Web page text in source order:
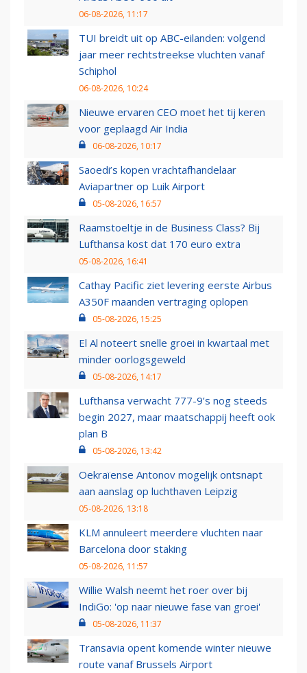
06-08-2026, 11:17
TUI breidt uit op ABC-eilanden: volgend
jaar meer rechtstreekse vluchten vanaf
Schiphol
06-08-2026, 10:24
Nieuwe ervaren CEO moet het tij keren
voor geplaagd Air India
06-08-2026, 10:17
Saoedi’s kopen vrachtafhandelaar
Aviapartner op Luik Airport
05-08-2026, 16:57
Raamstoeltje in de Business Class? Bij
Lufthansa kost dat 170 euro extra
05-08-2026, 16:41
Cathay Pacific ziet levering eerste Airbus
A350F maanden vertraging oplopen
05-08-2026, 15:25
El Al noteert snelle groei in kwartaal met
minder oorlogsgeweld
05-08-2026, 14:17
Lufthansa verwacht 777-9’s nog steeds
begin 2027, maar maatschappij heeft ook
plan B
05-08-2026, 13:42
Oekraïense Antonov mogelijk ontsnapt
aan aanslag op luchthaven Leipzig
05-08-2026, 13:18
KLM annuleert meerdere vluchten naar
Barcelona door staking
05-08-2026, 11:57
Willie Walsh neemt het roer over bij
IndiGo: 'op naar nieuwe fase van groei'
05-08-2026, 11:37
Transavia opent komende winter nieuwe
route vanaf Brussels Airport